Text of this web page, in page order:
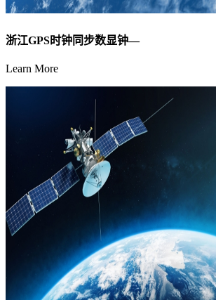
浙江GPS时钟同步数显钟—
Learn More